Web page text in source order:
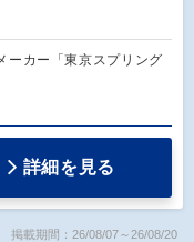
ーカー「東京スプリング
詳細を見る
掲載期間：26/08/07～26/08/20